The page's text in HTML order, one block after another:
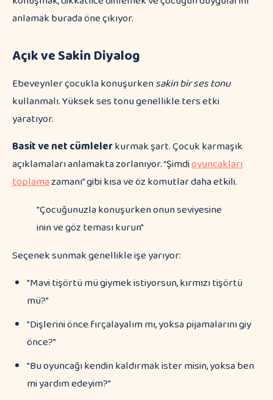
anlamak burada öne çıkıyor.
Açık ve Sakin Diyalog
Ebeveynler çocukla konuşurkensakin bir ses tonu
kullanmalı. Yüksek ses tonu genellikle ters etki
yaratıyor.
Basit ve net cümlelerkurmak şart. Çocuk karmaşık
açıklamaları anlamakta zorlanıyor. “Şimdioyuncakları
toplamazamanı” gibi kısa ve öz komutlar daha etkili.
"Çocuğunuzla konuşurken onun seviyesine
inin ve göz teması kurun"
Seçenek sunmak genellikle işe yarıyor:
"Mavi tişörtü mü giymek istiyorsun, kırmızı tişörtü
mü?"
"Dişlerini önce fırçalayalım mı, yoksa pijamalarını giy
önce?"
"Bu oyuncağı kendin kaldırmak ister misin, yoksa ben
mi yardım edeyim?"